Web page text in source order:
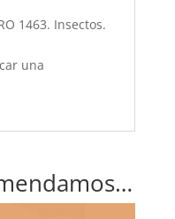
1463. Insectos.
una